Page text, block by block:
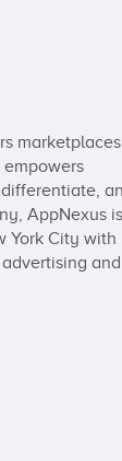
marketplaces
AppNexus is
York City with
and